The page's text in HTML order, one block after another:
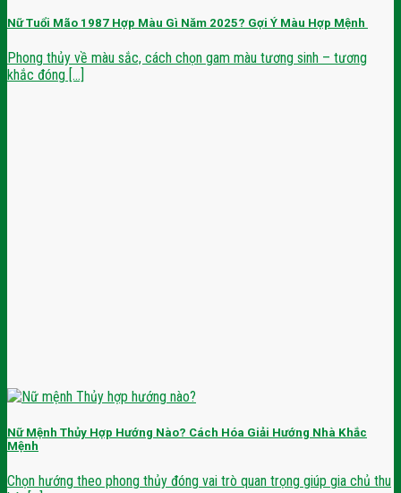
Nữ Tuổi Mão 1987 Hợp Màu Gì Năm 2025? Gợi Ý Màu Hợp Mệnh
Phong thủy về màu sắc, cách chọn gam màu tương sinh – tương
khắc đóng [...]
Nữ Mệnh Thủy Hợp Hướng Nào? Cách Hóa Giải Hướng Nhà Khắc
Mệnh
Chọn hướng theo phong thủy đóng vai trò quan trọng giúp gia chủ thu